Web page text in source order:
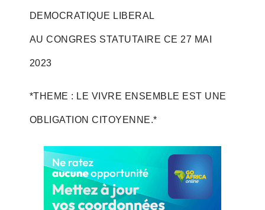
DEMOCRATIQUE LIBERAL
AU CONGRES STATUTAIRE CE 27 MAI
2023
*THEME : LE VIVRE ENSEMBLE EST UNE
OBLIGATION CITOYENNE.*